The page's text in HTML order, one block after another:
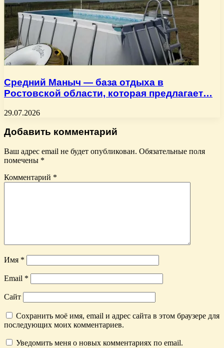
Средний Маныч — база отдыха в
Ростовской области, которая предлагает…
29.07.2026
Добавить комментарий
Ваш адрес email не будет опубликован. Обязательные поля
помечены *
Комментарий *
Имя *
Email *
Сайт
Сохранить моё имя, email и адрес сайта в этом браузере для
последующих моих комментариев.
Уведомить меня о новых комментариях по email.